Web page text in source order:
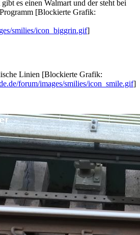
es einen Walmart und der steht bei
[Blockierte Grafik:
smilies/icon_biggrin.gif]
Linien [Blockierte Grafik:
forum/images/smilies/icon_smile.gif]